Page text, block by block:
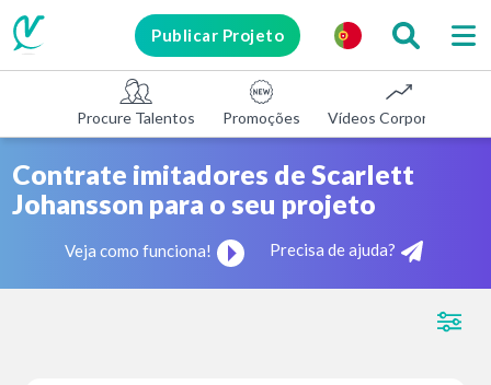
Publicar Projeto
Procure Talentos Promoções Vídeos Corporativos
Contrate imitadores de Scarlett
Johansson para o seu projeto
Veja como funciona! Precisa de ajuda?